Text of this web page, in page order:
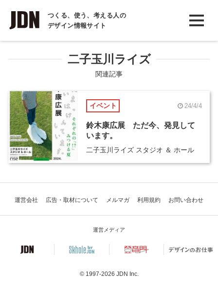
つくる、使う、考える人の
デザイン情報サイト
INTERVIEW
インタビュー
REPORT
COLUMN
コラム
二子玉川ライズ
関連記事
イベント 24/4/4
鈴木康広展 ただ今、発見して
います。
二子玉川ライズ スタジオ ＆ ホール
運営会社 広告・取材について メルマガ 利用規約 お問い合わせ
運営メディア
© 1997-2026 JDN Inc.